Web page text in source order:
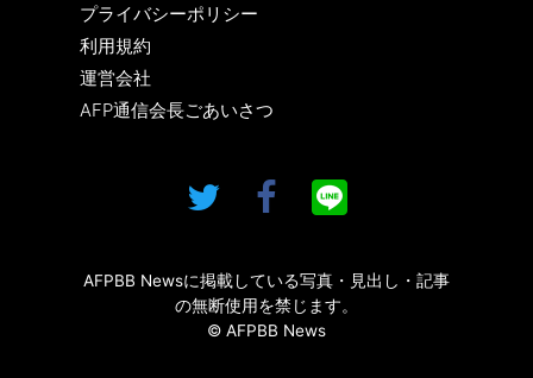
プライバシーポリシー
利用規約
運営会社
AFP通信会長ごあいさつ
AFPBB Newsに掲載している写真・見出し・記事
の無断使用を禁じます。
© AFPBB News